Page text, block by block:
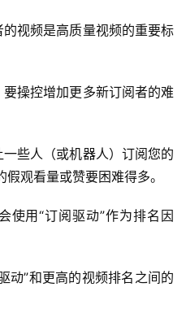
视频是高质量视频的重要标
操控增加更多新订阅者的难
些人（或机器人）订阅您的
观看量或赞要困难得多。
使用“订阅驱动”作为排名因
动”和更高的视频排名之间的